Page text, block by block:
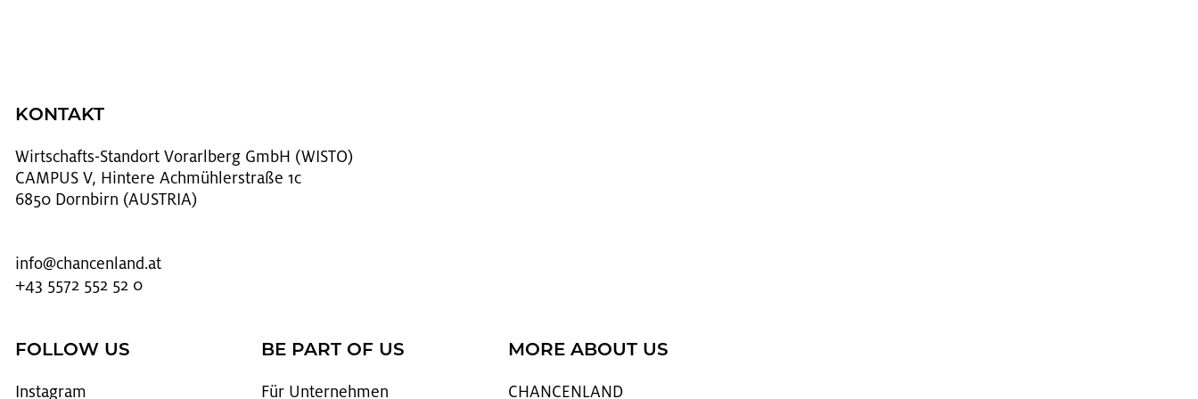
KONTAKT
Wirt­schafts-Stand­ort Vor­arl­berg GmbH (WISTO)
CAMPUS V, Hintere Achmühlerstraße 1c
6850 Dornbirn (AUSTRIA)
info@​chancenland.​at
+43 5572 552 52 0
FOLLOW US
In­sta­gram
BE PART OF US
Für Un­ter­neh­men
MORE ABOUT US
CHAN­CEN­LAND